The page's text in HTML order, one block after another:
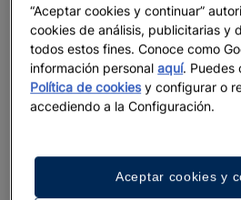
Un paseo por el hotel
“Aceptar cookies y continuar”
cookies de análisis, publicitarias y
todos estos fines. Conoce como
información personalaquí. Puedes
Política de cookiesy configurar o
accediendo a la Configuración.
Aceptar cookies y